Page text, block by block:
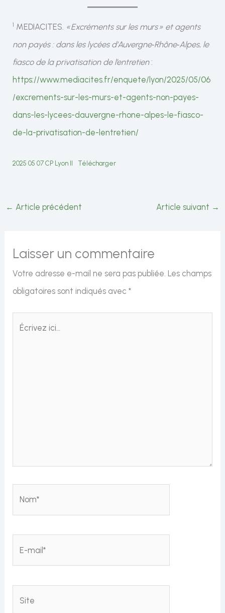
1 MEDIACITES. « Excréments sur les murs » et agents
non payés : dans les lycées d’Auvergne‐Rhône‐Alpes, le
fiasco de la privatisation de l’entretien:
https://www.mediacites.fr/enquete/lyon/2025/05/06
/excrements-sur-les-murs-et-agents-non-payes-
dans-les-lycees-dauvergne-rhone-alpes-le-fiasco-
de-la-privatisation-de-lentretien/
2025 05 07 CP Lyon II Télécharger
← Article précédent Article suivant →
Laisser un commentaire
Votre adresse e-mail ne sera pas publiée. Les champs
obligatoires sont indiqués avec*
Écrivez